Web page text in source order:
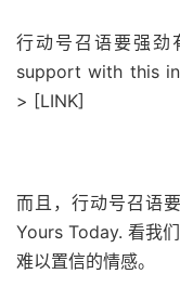
行动号召语要强劲
support with this
> [LINK]
而且，行动号召语
Yours Today. 看我
难以置信的情感。